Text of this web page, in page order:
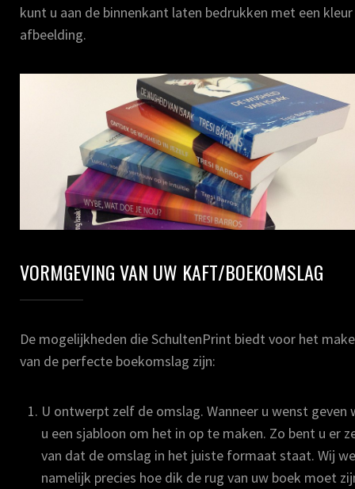
kunt u aan de binnenkant laten bedrukken met een
afbeelding.
VORMGEVING VAN UW KAFT/BOEKOMSLAG
De mogelijkheden die SchultenPrint biedt voor het
van de perfecte boekomslag zijn:
U ontwerpt zelf de omslag. Wanneer u wenst geven
u een sjabloon om het in op te maken. Zo bent u er
van dat de omslag in het juiste formaat staat. Wij
namelijk precies hoe dik de rug van uw boek moet